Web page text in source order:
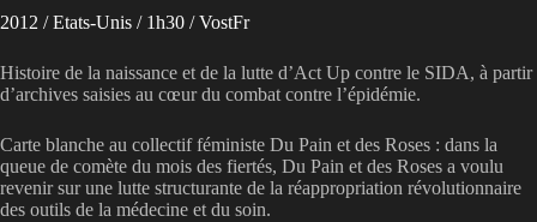
2012 / Etats-Unis / 1h30 / VostFr
Histoire de la naissance et de la lutte d’Act Up contre le SIDA, à partir
d’archives saisies au cœur du combat contre l’épidémie.
Carte blanche au collectif féministe Du Pain et des Roses : dans la
queue de comète du mois des fiertés, Du Pain et des Roses a voulu
revenir sur une lutte structurante de la réappropriation révolutionnaire
des outils de la médecine et du soin.